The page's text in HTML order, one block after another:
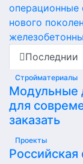
операционные
нового
Последнии
Стройматериалы
Модульные
для
заказать
Проекты
Российская